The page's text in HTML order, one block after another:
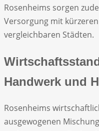
Rosenheims sorgen
Versorgung mit
vergleichbaren Städten.
Handwerk und
Rosenheims
ausgewogenen